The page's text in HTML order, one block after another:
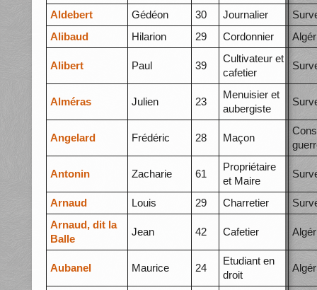
Aldebert
Gédéon 30 Journalier
Alibaud
Hilarion 29 Cordonnier
Alibert Paul 39
Cultivateur et
cafetier
Alméras Julien 23
Menuisier et
aubergiste
Angelard Frédéric 28 Maçon
Antonin Zacharie 61
Propriétaire
et Maire
Arnaud Louis 29 Charretier
Arnaud, dit la
Balle
Jean 42 Cafetier
Aubanel Maurice 24
Etudiant en
droit